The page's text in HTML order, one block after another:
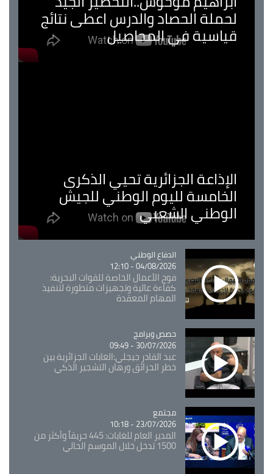
لحملة الحصاد والدرس اعطى نتائج
قياسية في المحاصيل
الإذاعة الجزائرية تحيي الذكرى
الخامسة لليوم الوطني للجيش
الوطني الشعبي
Catégorie
الدفاع الوطني
04/08/2026 - 12:10
فوج الأعمال الخاصة للقوات البحرية:
كفاءة عالية وتجهيزات متطورة لتنفيذ
المهام المعقدة
Catégorie
حصص وبرامج
30/07/2026 - 09:49
عبد القادر جيجلي:الغابات الجزائرية بين
خطر الحرائق ورهان التشجير الذكي
Catégorie
مجتمع
23/07/2026 - 10:18
المدير العام للغابات: 445 حريقاً وأكثر من
1500 تدخل خلال الموسم الحالي